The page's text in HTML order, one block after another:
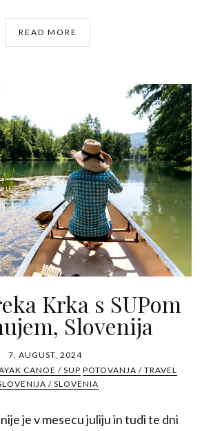
READ MORE
Krka s SUPom
Slovenija
7. AUGUST, 2024
CANOE / SUP POTOVANJA / TRAVEL
/ SLOVENIA
je v mesecu juliju in tudi te dni